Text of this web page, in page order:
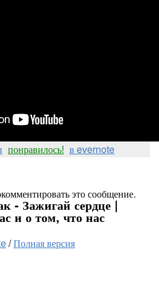
понравилось! в evernote
это сообщение.
- Зажигай сердце |
и о том, что нас
/Полная версия